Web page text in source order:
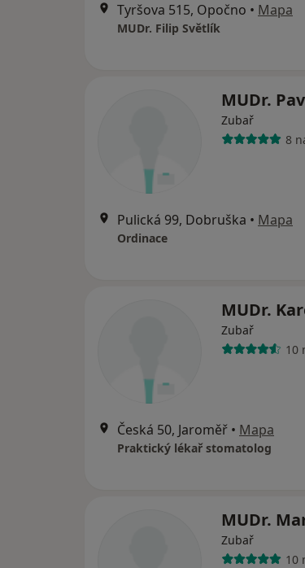
Tyršova 515, Opočno • Mapa
MUDr. Filip Světlík
MUDr.
Zubař
8
Pulická 99, Dobruška • Mapa
Ordinace
MUDr.
Zubař
10
Česká 50, Jaroměř • Mapa
Praktický lékař stomatolog
MUDr.
Zubař
10